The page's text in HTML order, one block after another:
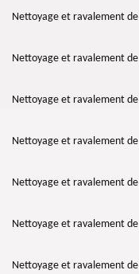
Nettoyage et ravalement
Nettoyage et ravalement
Nettoyage et ravalement
Nettoyage et ravalement
Nettoyage et ravalement
Nettoyage et ravalement
Nettoyage et ravalement